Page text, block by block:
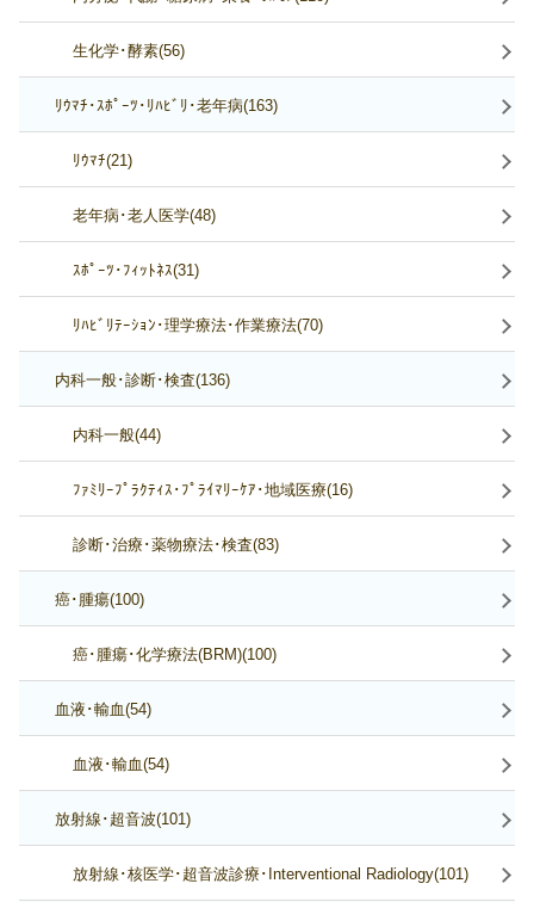
生化学･酵素(56)
ﾘｳﾏﾁ･ｽﾎﾟｰﾂ･ﾘﾊﾋﾞﾘ･老年病(163)
ﾘｳﾏﾁ(21)
老年病･老人医学(48)
ｽﾎﾟｰﾂ･ﾌｨｯﾄﾈｽ(31)
ﾘﾊﾋﾞﾘﾃｰｼｮﾝ･理学療法･作業療法(70)
内科一般･診断･検査(136)
内科一般(44)
ﾌｧﾐﾘｰﾌﾟﾗｸﾃｨｽ･ﾌﾟﾗｲﾏﾘｰｹｱ･地域医療(16)
診断･治療･薬物療法･検査(83)
癌･腫瘍(100)
癌･腫瘍･化学療法(BRM)(100)
血液･輸血(54)
血液･輸血(54)
放射線･超音波(101)
放射線･核医学･超音波診療･Interventional Radiology(101)